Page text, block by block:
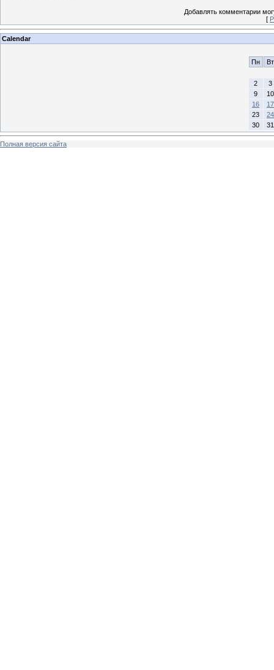
Добавлять комментарии
[
Calendar
Пн Вт
2
3
9
10
16
17
23
24
30
31
Полная версия сайта